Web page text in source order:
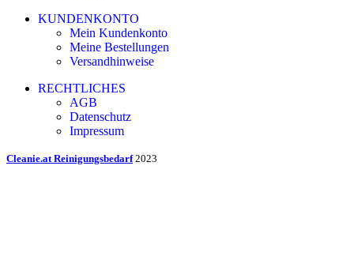
KUNDENKONTO
Mein Kundenkonto
Meine Bestellungen
Versandhinweise
RECHTLICHES
AGB
Datenschutz
Impressum
Cleanie.at Reinigungsbedarf 2023